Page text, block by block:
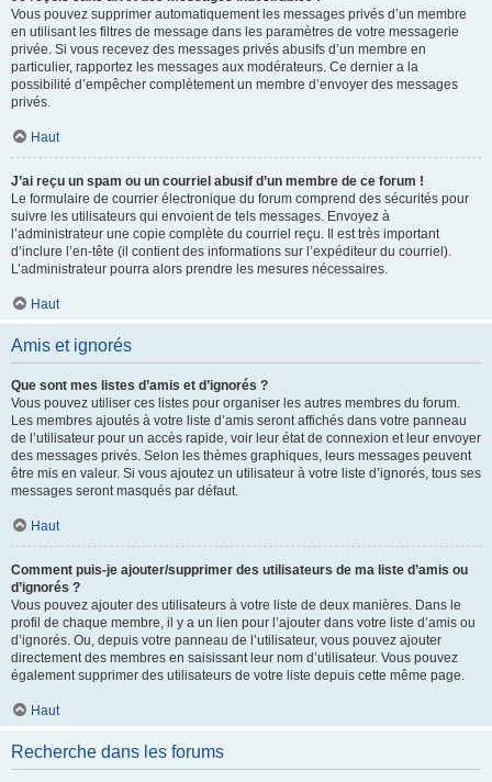
Vous pouvez supprimer automatiquement les messages privés d’un membre
en utilisant les filtres de message dans les paramètres de votre messagerie
privée. Si vous recevez des messages privés abusifs d’un membre en
particulier, rapportez les messages aux modérateurs. Ce dernier a la
possibilité d’empêcher complètement un membre d’envoyer des messages
privés.
Haut
J’ai reçu un spam ou un courriel abusif d’un membre de ce forum !
Le formulaire de courrier électronique du forum comprend des sécurités pour
suivre les utilisateurs qui envoient de tels messages. Envoyez à
l’administrateur une copie complète du courriel reçu. Il est très important
d’inclure l’en-tête (il contient des informations sur l’expéditeur du courriel).
L’administrateur pourra alors prendre les mesures nécessaires.
Haut
Amis et ignorés
Que sont mes listes d’amis et d’ignorés ?
Vous pouvez utiliser ces listes pour organiser les autres membres du forum.
Les membres ajoutés à votre liste d’amis seront affichés dans votre panneau
de l’utilisateur pour un accès rapide, voir leur état de connexion et leur envoyer
des messages privés. Selon les thèmes graphiques, leurs messages peuvent
être mis en valeur. Si vous ajoutez un utilisateur à votre liste d’ignorés, tous ses
messages seront masqués par défaut.
Haut
Comment puis-je ajouter/supprimer des utilisateurs de ma liste d’amis ou
d’ignorés ?
Vous pouvez ajouter des utilisateurs à votre liste de deux manières. Dans le
profil de chaque membre, il y a un lien pour l’ajouter dans votre liste d’amis ou
d’ignorés. Ou, depuis votre panneau de l’utilisateur, vous pouvez ajouter
directement des membres en saisissant leur nom d’utilisateur. Vous pouvez
également supprimer des utilisateurs de votre liste depuis cette même page.
Haut
Recherche dans les forums